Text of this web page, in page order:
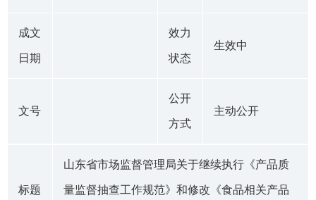
成文
日期
效力
状态
生效中
文号
公开
方式
主动公开
标题
山东省市场监督管理局关于继续执行《产品质
量监督抽查工作规范》和修改《食品相关产品